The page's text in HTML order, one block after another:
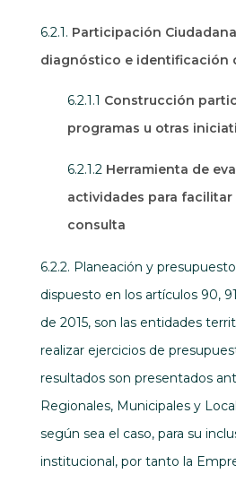
6.2.1. Participación
diagnóstico e identificación
6.2.1.1 Construcción
programas u otras
6.2.1.2 Herramienta de
actividades para
consulta
6.2.2. Planeación y
dispuesto en los artículos 90,
de 2015, son las entidades
realizar ejercicios de
resultados son presentados
Regionales, Municipales y
según sea el caso, para su
institucional, por tanto la